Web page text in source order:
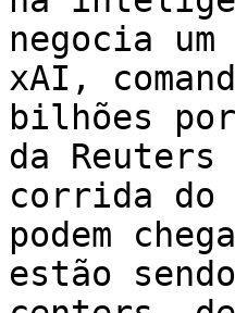
negocia
xAI,
bilhões
da Reuters
corrida do
podem
estão